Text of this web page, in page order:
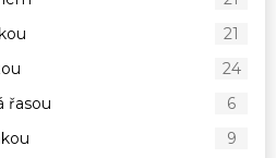
21
24
řasou
6
9